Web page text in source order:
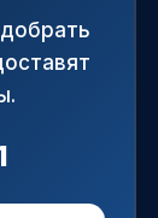
поставщик
на источник